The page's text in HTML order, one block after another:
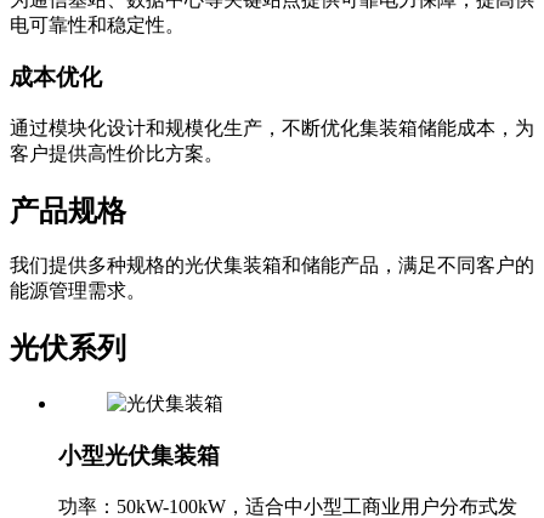
电可靠性和稳定性。
成本优化
通过模块化设计和规模化生产，不断优化集装箱储能成本，为
客户提供高性价比方案。
产品规格
我们提供多种规格的光伏集装箱和储能产品，满足不同客户的
能源管理需求。
光伏系列
小型光伏集装箱
功率：50kW-100kW，适合中小型工商业用户分布式发